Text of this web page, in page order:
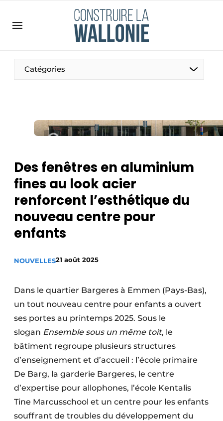
Emploi
Enregistrer une offre d’emploi
Meest gelezen
Podcasts
Privacy / Cookie statement
S’inscrire à l’événement
S’inscrire
Termes et conditions
Catégories
Construction bois
Contrôle d’accès
Éclairage
Fondations
Façades
Géotextiles
Des fenêtres en aluminium
fines au look acier
renforcent l’esthétique du
nouveau centre pour
enfants
NOUVELLES21 août 2025
Dans le quartier Bargeres à Emmen (Pays-Bas),
un tout nouveau centre pour enfants a ouvert
ses portes au printemps 2025. Sous le
slogan Ensemble sous un même toit, le
bâtiment regroupe plusieurs structures
d’enseignement et d’accueil : l’école primaire
De Barg, la garderie Bargeres, le centre
d’expertise pour allophones, l’école Kentalis
Tine Marcusschool et un centre pour les enfants
souffrant de troubles du développement du